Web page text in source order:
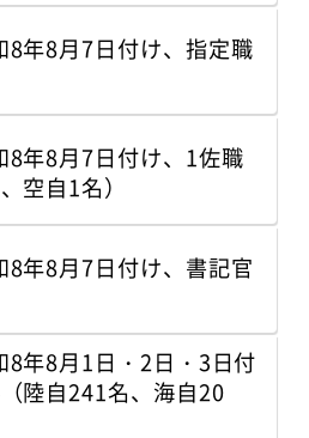
年8月7日付け、指定職
年8月7日付け、1佐職
空自1名）
年8月7日付け、書記官
年8月1日・2日・3日付
陸自241名、海自20